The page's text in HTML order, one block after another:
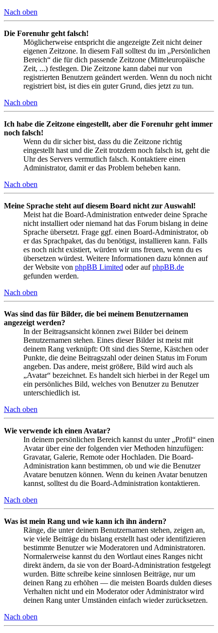
Nach oben
Die Forenuhr geht falsch!
Möglicherweise entspricht die angezeigte Zeit nicht deiner
eigenen Zeitzone. In diesem Fall solltest du im „Persönlichen
Bereich“ die für dich passende Zeitzone (Mitteleuropäische
Zeit, ...) festlegen. Die Zeitzone kann dabei nur von
registrierten Benutzern geändert werden. Wenn du noch nicht
registriert bist, ist dies ein guter Grund, dies jetzt zu tun.
Nach oben
Ich habe die Zeitzone eingestellt, aber die Forenuhr geht immer
noch falsch!
Wenn du dir sicher bist, dass du die Zeitzone richtig
eingestellt hast und die Zeit trotzdem noch falsch ist, geht die
Uhr des Servers vermutlich falsch. Kontaktiere einen
Administrator, damit er das Problem beheben kann.
Nach oben
Meine Sprache steht auf diesem Board nicht zur Auswahl!
Meist hat die Board-Administration entweder deine Sprache
nicht installiert oder niemand hat das Forum bislang in deine
Sprache übersetzt. Frage ggf. einen Board-Administrator, ob
er das Sprachpaket, das du benötigst, installieren kann. Falls
es noch nicht existiert, würden wir uns freuen, wenn du es
übersetzen würdest. Weitere Informationen dazu können auf
der Website von phpBB Limited oder aufphpBB.de
gefunden werden.
Nach oben
Was sind das für Bilder, die bei meinem Benutzernamen
angezeigt werden?
In der Beitragsansicht können zwei Bilder bei deinem
Benutzernamen stehen. Eines dieser Bilder ist meist mit
deinem Rang verknüpft: Oft sind dies Sterne, Kästchen oder
Punkte, die deine Beitragszahl oder deinen Status im Forum
angeben. Das andere, meist größere, Bild wird auch als
„Avatar“ bezeichnet. Es handelt sich hierbei in der Regel um
ein persönliches Bild, welches von Benutzer zu Benutzer
unterschiedlich ist.
Nach oben
Wie verwende ich einen Avatar?
In deinem persönlichen Bereich kannst du unter „Profil“ einen
Avatar über eine der folgenden vier Methoden hinzufügen:
Gravatar, Galerie, Remote oder Hochladen. Die Board-
Administration kann bestimmen, ob und wie die Benutzer
Avatare benutzen können. Wenn du keinen Avatar benutzen
kannst, solltest du die Board-Administration kontaktieren.
Nach oben
Was ist mein Rang und wie kann ich ihn ändern?
Ränge, die unter deinem Benutzernamen stehen, zeigen an,
wie viele Beiträge du bislang erstellt hast oder identifizieren
bestimmte Benutzer wie Moderatoren und Administratoren.
Normalerweise kannst du den Wortlaut eines Ranges nicht
direkt ändern, da sie von der Board-Administration festgelegt
wurden. Bitte schreibe keine sinnlosen Beiträge, nur um
deinen Rang zu erhöhen — die meisten Boards dulden dieses
Verhalten nicht und ein Moderator oder Administrator wird
deinen Rang unter Umständen einfach wieder zurücksetzen.
Nach oben